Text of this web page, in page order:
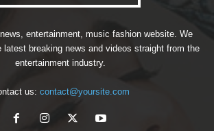
entertainment, music fashion website. We
latest breaking news and videos straight from the
entertainment industry.
us: contact@yoursite.com